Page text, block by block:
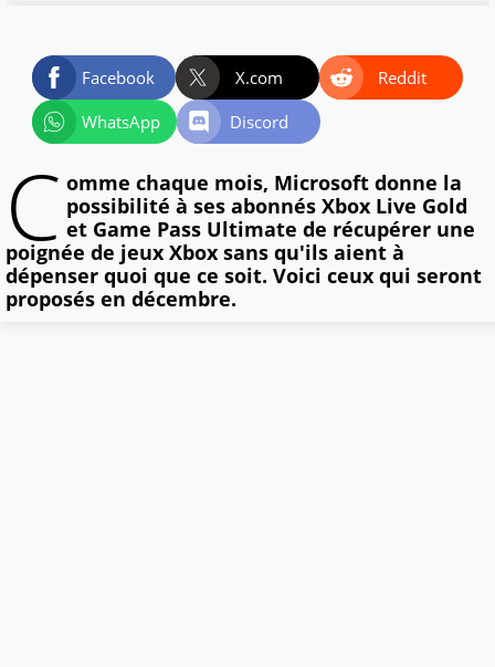
Facebook X.com
Reddit
WhatsApp
Discord
C omme chaque mois, Microsoft donne la
possibilité à ses abonnés Xbox Live Gold
et Game Pass Ultimate de récupérer une
poignée de jeux Xbox sans qu'ils aient à
dépenser quoi que ce soit. Voici ceux qui seront
proposés en décembre.